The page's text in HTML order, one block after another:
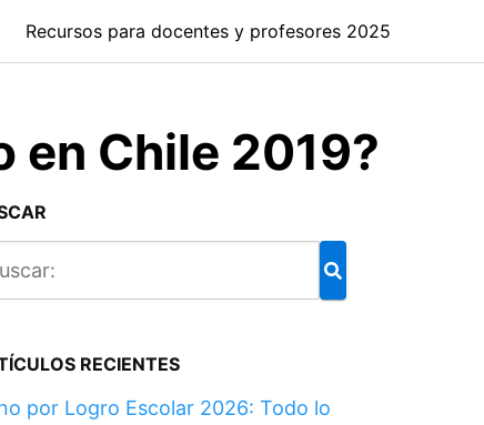
Recursos para docentes y profesores 2025
en Chile 2019?
RECIENTES
por Logro Escolar 2026: Todo lo